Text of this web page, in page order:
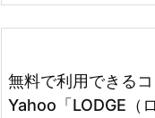
無料で利用できる
Yahoo「LODGE（